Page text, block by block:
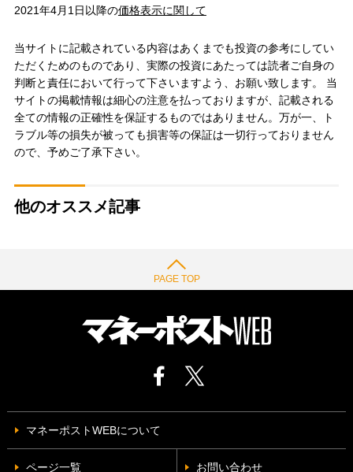
2021年4月1日以降の価格表示に関して
当サイトに記載されている内容はあくまでも投資の参考にしてい
ただくためのものであり、実際の投資にあたっては読者ご自身の
判断と責任において行って下さいますよう、お願い致します。 当
サイトの掲載情報は細心の注意を払っておりますが、記載される
全ての情報の正確性を保証するものではありません。万が一、ト
ラブル等の損失が被っても損害等の保証は一切行っておりません
ので、予めご了承下さい。
他のオススメ記事
PAGE TOP
マネーポストWEBについて
ページ一覧 お問い合わせ